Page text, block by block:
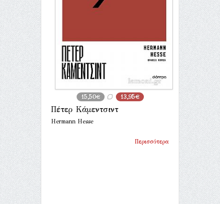
15,50€ 13,95€
Πέτερ Κάμεντσιντ
Hermann Hesse
Περισσότερα